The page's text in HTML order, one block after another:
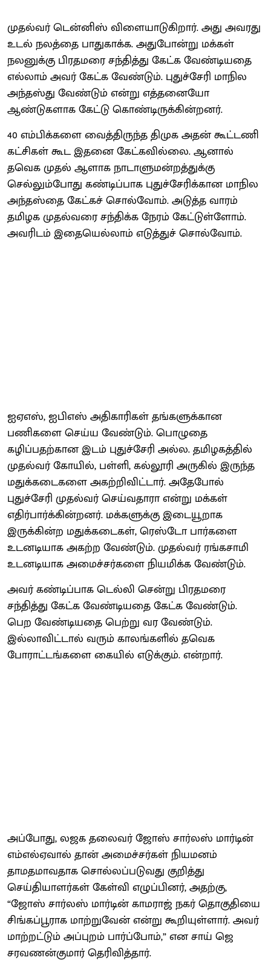
முதல்வர் டென்னிஸ் விளையாடுகிறார். அது அவரது
உடல் நலத்தை பாதுகாக்க. அதுபோன்று மக்கள்
நலனுக்கு பிரதமரை சந்தித்து கேட்க வேண்டியதை
எல்லாம் அவர் கேட்க வேண்டும். புதுச்சேரி மாநில
அந்தஸ்து வேண்டும் என்று எத்தனையோ
ஆண்டுகளாக கேட்டு கொண்டிருக்கின்றனர்.
40 எம்பிக்களை வைத்திருந்த திமுக அதன் கூட்டணி
கட்சிகள் கூட இதனை கேட்கவில்லை. ஆனால்
தவெக முதல் ஆளாக நாடாளுமன்றத்துக்கு
செல்லும்போது கண்டிப்பாக புதுச்சேரிக்கான மாநில
அந்தஸ்தை கேட்கச் சொல்வோம். அடுத்த வாரம்
தமிழக முதல்வரை சந்திக்க நேரம் கேட்டுள்ளோம்.
அவரிடம் இதையெல்லாம் எடுத்துச் சொல்வோம்.
ஐஏஎஸ், ஐபிஎஸ் அதிகாரிகள் தங்களுக்கான
பணிகளை செய்ய வேண்டும். பொழுதை
கழிப்பதற்கான இடம் புதுச்சேரி அல்ல. தமிழகத்தில்
முதல்வர் கோயில், பள்ளி, கல்லூரி அருகில் இருந்த
மதுக்கடைகளை அகற்றிவிட்டார். அதேபோல்
புதுச்சேரி முதல்வர் செய்வதாரா என்று மக்கள்
எதிர்பார்க்கின்றனர். மக்களுக்கு இடையூறாக
இருக்கின்ற மதுக்கடைகள், ரெஸ்டோ பார்களை
உடனடியாக அகற்ற வேண்டும். முதல்வர் ரங்கசாமி
உடனடியாக அமைச்சர்களை நியமிக்க வேண்டும்.
அவர் கண்டிப்பாக டெல்லி சென்று பிரதமரை
சந்தித்து கேட்க வேண்டியதை கேட்க வேண்டும்.
பெற வேண்டியதை பெற்று வர வேண்டும்.
இல்லாவிட்டால் வரும் காலங்களில் தவெக
போராட்டங்களை கையில் எடுக்கும். என்றார்.
அப்போது, லஜக தலைவர் ஜோஸ் சார்லஸ் மார்டின்
எம்எல்ஏவால் தான் அமைச்சர்கள் நியமனம்
தாமதமாவதாக சொல்லப்படுவது குறித்து
செய்தியாளர்கள் கேள்வி எழுப்பினர், அதற்கு,
“ஜோஸ் சார்லஸ் மார்டின் காமராஜ் நகர் தொகுதியை
சிங்கப்பூராக மாற்றுவேன் என்று கூறியுள்ளார். அவர்
மாற்றட்டும் அப்புறம் பார்ப்போம்,” என சாய் ஜெ
சரவணன்குமார் தெரிவித்தார்.